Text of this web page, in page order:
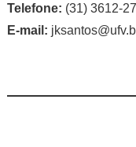
Telefone: (31) 3612-
E-mail: